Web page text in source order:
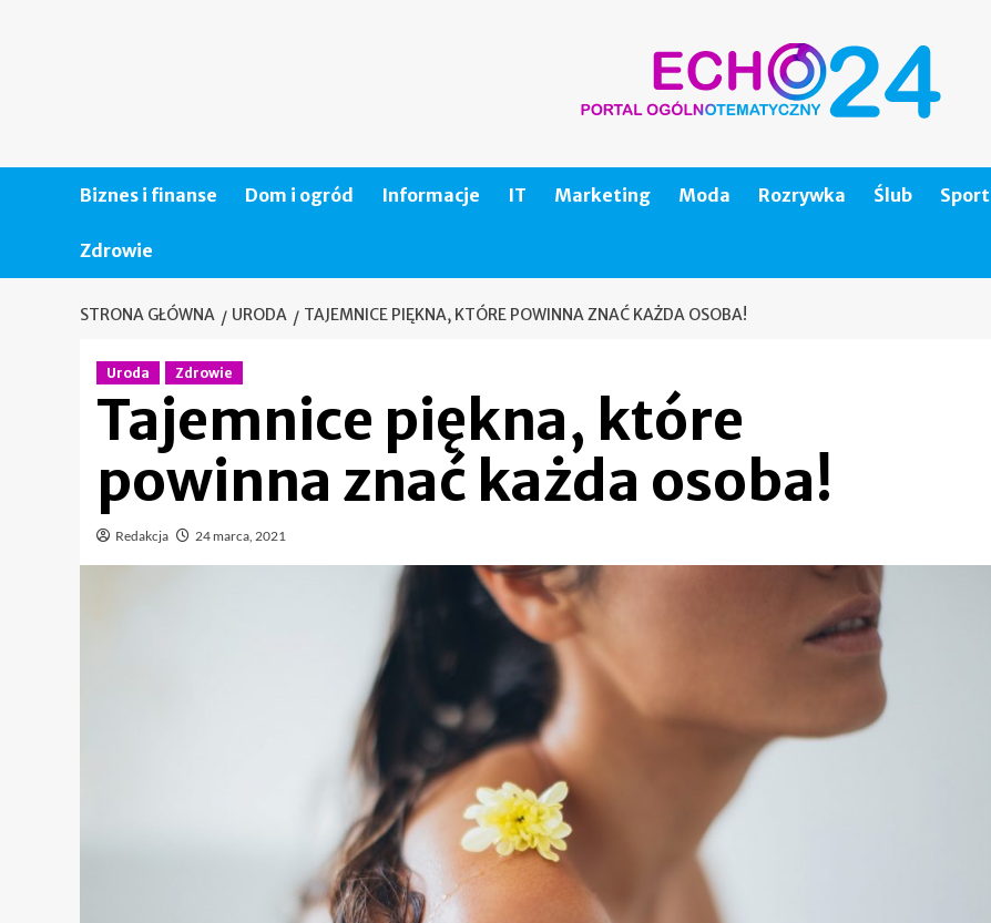
Biznes i finanse Dom i ogród Informacje IT Marketing Moda Rozrywka Ślub Sport
Zdrowie
STRONA GŁÓWNA URODA TAJEMNICE PIĘKNA, KTÓRE POWINNA ZNAĆ KAŻDA OSOBA!
Uroda Zdrowie
Tajemnice piękna, które
powinna znać każda osoba!
Redakcja 24 marca, 2021